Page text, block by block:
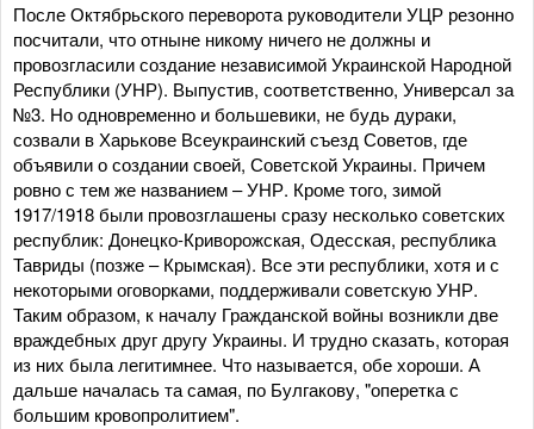
После Октябрьского переворота руководители УЦР резонно
посчитали, что отныне никому ничего не должны и
провозгласили создание независимой Украинской Народной
Республики (УНР). Выпустив, соответственно, Универсал за
№3. Но одновременно и большевики, не будь дураки,
созвали в Харькове Всеукраинский съезд Советов, где
объявили о создании своей, Советской Украины. Причем
ровно с тем же названием – УНР. Кроме того, зимой
1917/1918 были провозглашены сразу несколько советских
республик: Донецко-Криворожская, Одесская, республика
Тавриды (позже – Крымская). Все эти республики, хотя и с
некоторыми оговорками, поддерживали советскую УНР.
Таким образом, к началу Гражданской войны возникли две
враждебных друг другу Украины. И трудно сказать, которая
из них была легитимнее. Что называется, обе хороши. А
дальше началась та самая, по Булгакову, "оперетка с
большим кровопролитием".